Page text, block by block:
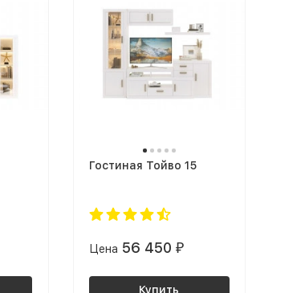
Гостиная Тойво 15
Цена 56 450 ₽
Купить